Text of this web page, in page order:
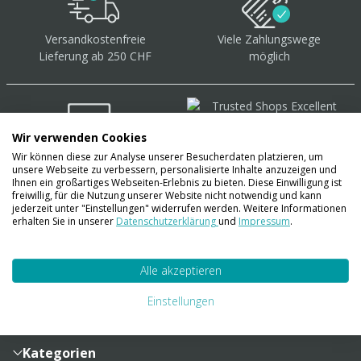
Versandkostenfreie
Lieferung ab 250 CHF
Viele Zahlungswege
möglich
Über 40.000 Artikel auf
Lager
Sendungsverfolgung
Zahlung und Versand
Lieferinformationen
Kategorien
Wir verwenden Cookies
Wir können diese zur Analyse unserer Besucherdaten platzieren, um
unsere Webseite zu verbessern, personalisierte Inhalte anzuzeigen und
Ihnen ein großartiges Webseiten-Erlebnis zu bieten. Diese Einwilligung ist
freiwillig, für die Nutzung unserer Website nicht notwendig und kann
jederzeit unter "Einstellungen" widerrufen werden. Weitere Informationen
erhalten Sie in unserer Datenschutzerklärungund Impressum.
Alle akzeptieren
Einstellungen